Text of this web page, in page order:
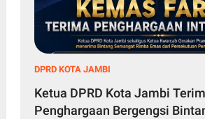
DPRD KOTA JAMBI
Ketua DPRD Kota Jambi
Penghargaan Bergengsi